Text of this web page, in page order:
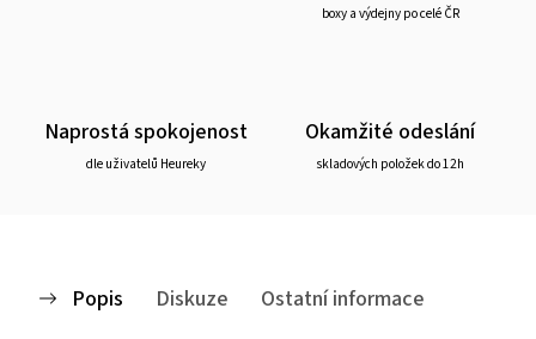
boxy a výdejny po celé ČR
Naprostá spokojenost
dle uživatelů Heureky
Okamžité odeslání
skladových položek do 12h
Popis Diskuze Ostatní informace